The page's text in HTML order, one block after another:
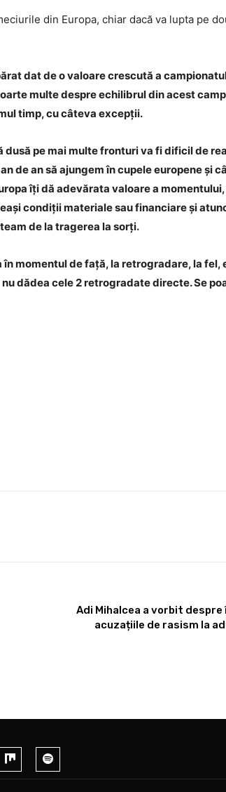
din Europa, chiar dacă va lupta pe
dat de o valoare crescută a
multe despre echilibrul din acest
timp, cu câteva excepții.
pe mai multe fronturi va fi dificil de
de an să ajungem în cupele europene și
îți dă adevărata valoare a
condiții materiale sau financiare și
de la tragerea la sorți.
momentul de față, la retrogradare, la
dădea cele 2 retrogradate directe. Se
Adi Mihalcea a vorbit
acuzațiile de rasism la